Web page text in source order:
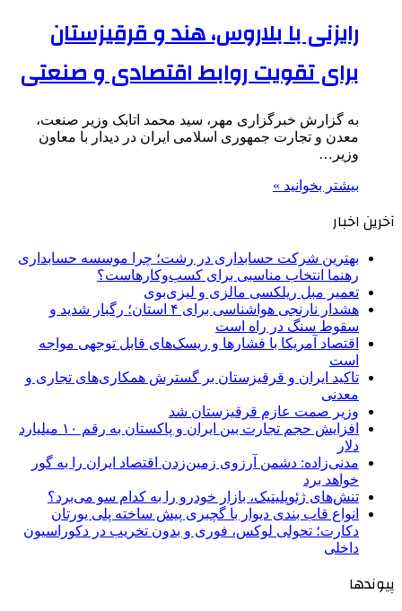
رایزنی با بلاروس، هند و قرقیزستان
برای تقویت روابط اقتصادی و صنعتی
به گزارش خبرگزاری مهر، سید محمد اتابک وزیر صنعت،
معدن و تجارت جمهوری اسلامی ایران در دیدار با معاون
وزیر…
بیشتر بخوانید »
آخرین اخبار
بهترین شرکت حسابداری در رشت؛ چرا موسسه حسابداری
رهنما انتخاب مناسبی برای کسب‌وکارهاست؟
تعمیر مبل ریلکسی مالزی و لیزی‌بوی
هشدار نارنجی هواشناسی برای ۴ استان؛ رگبار شدید و
سقوط سنگ در راه است
اقتصاد آمریکا با فشارها و ریسک‌های قابل توجهی مواجه
است
تاکید ایران و قرقیزستان بر گسترش همکاری‌های تجاری و
معدنی
وزیر صمت عازم قرقیزستان شد
افزایش حجم تجارت بین ایران و پاکستان به رقم ۱۰ میلیارد
دلار
مدنی‌زاده: دشمن آرزوی زمین‌زدن اقتصاد ایران را به گور
خواهد برد
تنش‌های ژئوپلیتیک، بازار خودرو را به کدام سو می‌برد؟
انواع قاب بندی دیوار با گچبری پیش ساخته پلی یورتان
دکارت؛ تحولی لوکس، فوری و بدون تخریب در دکوراسیون
داخلی
پیوندها